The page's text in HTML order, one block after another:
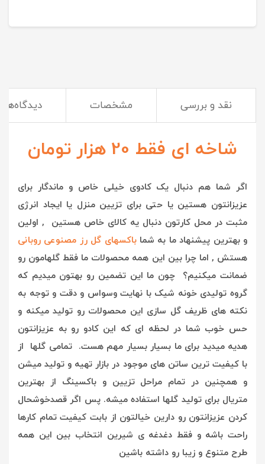
نقد و بررسی مشخصات دیدگاه‌ها
شاخه ای فقط 20 هزار تومان
اگر شما هم دنبال یک کادوی خیلی خاص و ماندگار برای
عزیزانتون هستین یا حتی برای تزیین منزل یا ایجاد انرژی
مثبت در محل کارتون دنبال یه کالای خاص هستین , اولین
و بهترین پیشنهاد ما به شماباکسهای گل رز مصنوعی روبانی
هستش , اما چرا بین این همه محصولات ما فقط گلهامون رو
ضمانت میکنیم؟ چون ما این تضمین رو بهتون میدیم که
گروه تولیدی خونه شیک با نهایت وسواس و دقت و توجه به
نکته های ظریف گل سازی این محصولات رو تولید میکنه و
حس خوب شما در لحظه ای که این کادو رو به عزیزانتون
هدیه میدید برای ما بسیار بسیار مهم هست. تمامی گلها از
با کیفیت ترین ساتن های موجود در بازار تهیه و تولید میشن
و همچنین در تمام مراحل تزیین و باکسینگ از بهترین
متریال برای تولید گلها استفاده میشه. پس اگر قصدخوشحال
کردن عزیزانتون رو دارین خیالتون از بابت کیفیت تمام کارها
راحت باشه و فقط دغدغه ی شیرین انتخاب بین این همه
طرح متنوع و زیبا رو داشته باشین